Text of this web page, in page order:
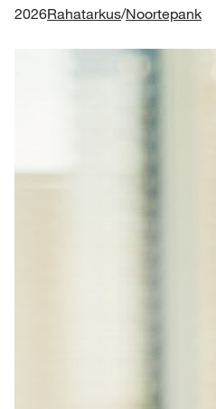
2026Rahatarkus/Noortepank